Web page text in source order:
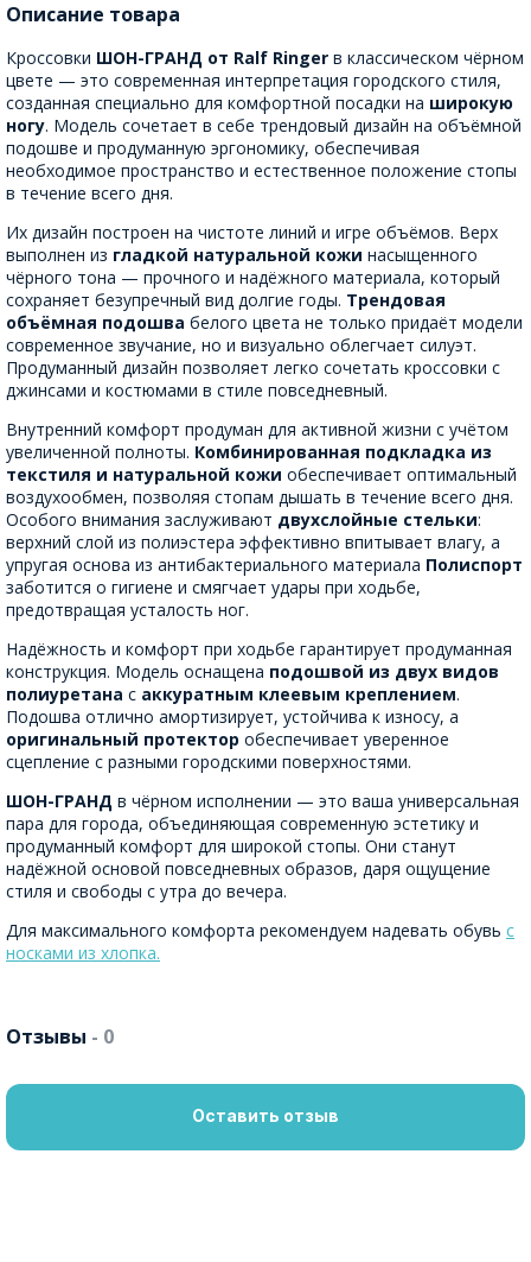
Описание товара
Кроссовки ШОН-ГРАНД от Ralf Ringer в классическом чёрном
цвете — это современная интерпретация городского стиля,
созданная специально для комфортной посадки на широкую
ногу. Модель сочетает в себе трендовый дизайн на объёмной
подошве и продуманную эргономику, обеспечивая
необходимое пространство и естественное положение стопы
в течение всего дня.
Их дизайн построен на чистоте линий и игре объёмов. Верх
выполнен из гладкой натуральной кожи насыщенного
чёрного тона — прочного и надёжного материала, который
сохраняет безупречный вид долгие годы. Трендовая
объёмная подошва белого цвета не только придаёт модели
современное звучание, но и визуально облегчает силуэт.
Продуманный дизайн позволяет легко сочетать кроссовки с
джинсами и костюмами в стиле повседневный.
Внутренний комфорт продуман для активной жизни с учётом
увеличенной полноты. Комбинированная подкладка из
текстиля и натуральной кожи обеспечивает оптимальный
воздухообмен, позволяя стопам дышать в течение всего дня.
Особого внимания заслуживают двухслойные стельки:
верхний слой из полиэстера эффективно впитывает влагу, а
упругая основа из антибактериального материала Полиспорт
заботится о гигиене и смягчает удары при ходьбе,
предотвращая усталость ног.
Надёжность и комфорт при ходьбе гарантирует продуманная
конструкция. Модель оснащена подошвой из двух видов
полиуретана с аккуратным клеевым креплением.
Подошва отлично амортизирует, устойчива к износу, а
оригинальный протектор обеспечивает уверенное
сцепление с разными городскими поверхностями.
ШОН-ГРАНД в чёрном исполнении — это ваша универсальная
пара для города, объединяющая современную эстетику и
продуманный комфорт для широкой стопы. Они станут
надёжной основой повседневных образов, даря ощущение
стиля и свободы с утра до вечера.
Для максимального комфорта рекомендуем надевать обувь с
носками из хлопка.
Отзывы - 0
Оставить отзыв